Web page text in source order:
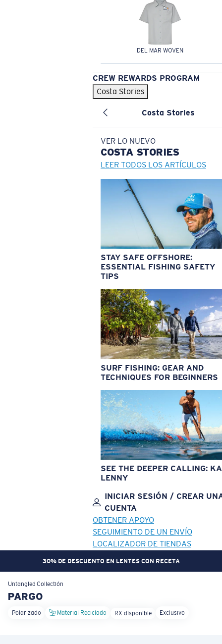
DEL MAR WOVEN
CREW REWARDS PROGRAM
Costa Stories
Costa Stories
VER LO NUEVO
COSTA STORIES
LEER TODOS LOS ARTÍCULOS
STAY SAFE OFFSHORE:
ESSENTIAL FISHING SAFETY
TIPS
SURF FISHING: GEAR AND
TECHNIQUES FOR BEGINNERS
SEE THE DEEPER CALLING:
LENNY
INICIAR SESIÓN / CREAR
CUENTA
OBTENER APOYO
SEGUIMIENTO DE UN ENVÍO
LOCALIZADOR DE TIENDAS
30% DE DESCUENTO EN LENTES CON RECETA
OBJETIVO ACTUALIZADO
Untangled Collectión
PARGO
Polarizado Material Reciclado RX disponible Exclusivo